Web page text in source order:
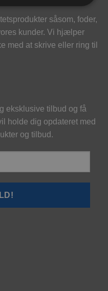
såsom, foder,
kunder. Vi hjælper
med at skrive eller ring til
eksklusive tilbud og få
holde dig opdateret med
og tilbud.